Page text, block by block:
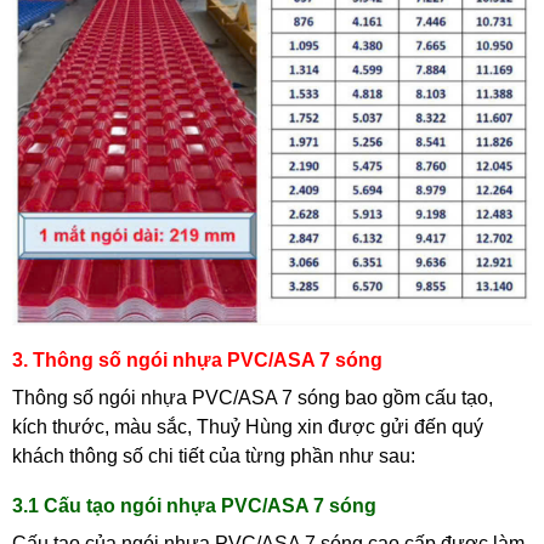
3. Thông số ngói nhựa PVC/ASA 7 sóng
Thông số ngói nhựa PVC/ASA 7 sóng bao gồm cấu tạo,
kích thước, màu sắc, Thuỷ Hùng xin được gửi đến quý
khách thông số chi tiết của từng phần như sau:
3.1 Cấu tạo ngói nhựa PVC/ASA 7 sóng